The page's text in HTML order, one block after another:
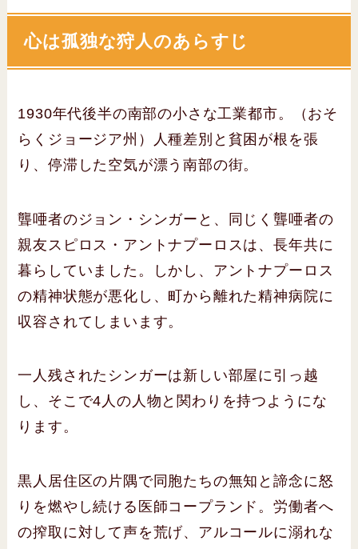
心は孤独な狩人のあらすじ
1930年代後半の南部の小さな工業都市。（おそ
らくジョージア州）人種差別と貧困が根を張
り、停滞した空気が漂う南部の街。
聾唖者のジョン・シンガーと、同じく聾唖者の
親友スピロス・アントナプーロスは、長年共に
暮らしていました。しかし、アントナプーロス
の精神状態が悪化し、町から離れた精神病院に
収容されてしまいます。
一人残されたシンガーは新しい部屋に引っ越
し、そこで4人の人物と関わりを持つようにな
ります。
黒人居住区の片隅で同胞たちの無知と諦念に怒
りを燃やし続ける医師コープランド。労働者へ
の搾取に対して声を荒げ、アルコールに溺れな